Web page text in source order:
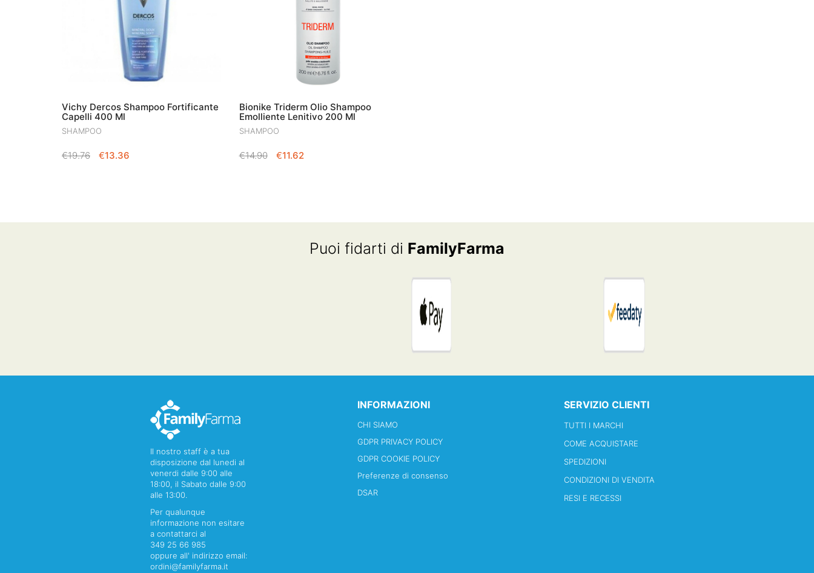
Vichy Dercos Shampoo Fortificante
Capelli 400 Ml
SHAMPOO
€19.76
IL
€13.36
Bionike Triderm Olio Shampoo
Emolliente Lenitivo 200 Ml
SHAMPOO
€14.90
IL
€11.62IL
Puoi fidarti di FamilyFarma
Il nostro staff è a tua
disposizione dal lunedi al
venerdi dalle 9:00 alle
18:00, il Sabato dalle 9:00
alle 13:00.
Per qualunque
informazione non esitare
a contattarci al
349 25 66 985
oppure all' indirizzo email:
ordini@familyfarma.it
INFORMAZIONI
CHI SIAMO
GDPR PRIVACY POLICY
GDPR COOKIE POLICY
Preferenze di consenso
DSAR
SERVIZIO CLIENTI
TUTTI I MARCHI
COME ACQUISTARE
SPEDIZIONI
CONDIZIONI DI VENDITA
RESI E RECESSI